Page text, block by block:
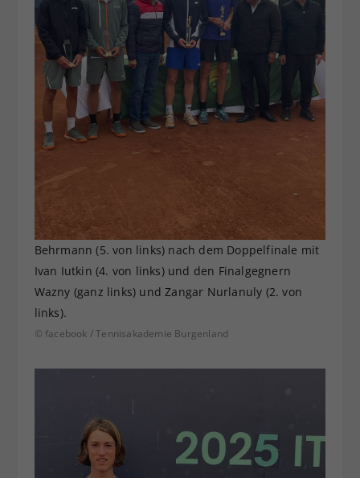
Behrmann (5. von links) nach dem Doppelfinale mit
Ivan Iutkin (4. von links) und den Finalgegnern
Wazny (ganz links) und Zangar Nurlanuly (2. von
links).
© facebook / Tennisakademie Burgenland